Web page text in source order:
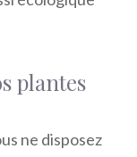
plantes
ne disposez